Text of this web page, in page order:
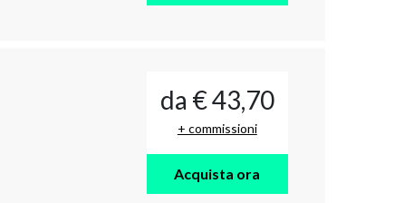
da € 43,70
+ commissioni
Acquista ora